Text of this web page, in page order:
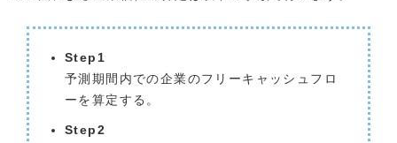
Step1
予測期間内での企業のフリーキャッシュフロ
ーを算定する。
Step2